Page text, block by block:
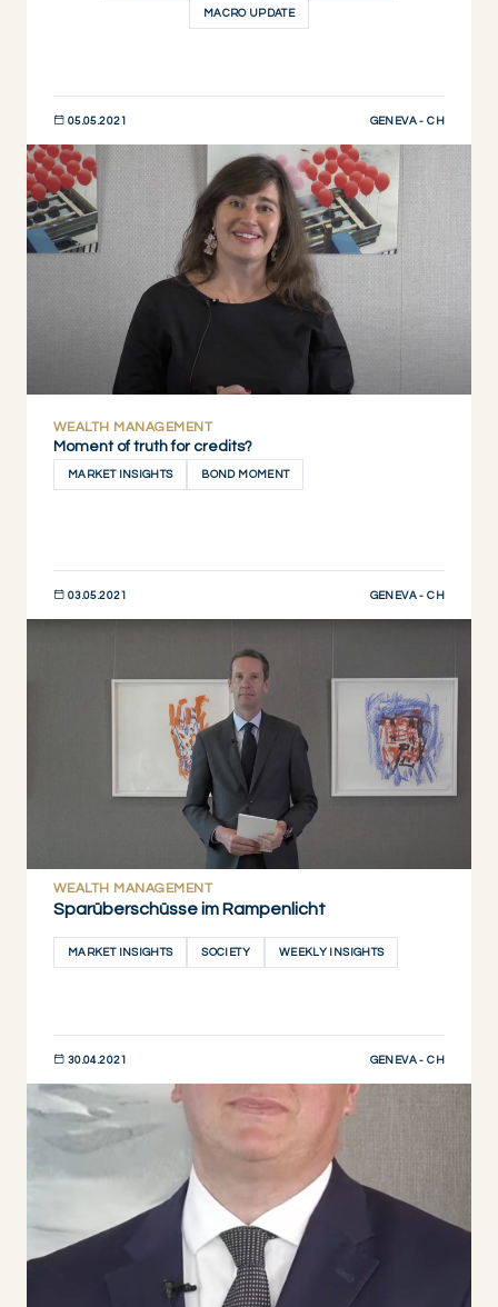
MACRO UPDATE
05.05.2021 GENEVA - CH
JETZT ENTDECKEN
WEALTH MANAGEMENT
Moment of truth for credits?
MARKET INSIGHTS BOND MOMENT
03.05.2021 GENEVA - CH
WEALTH MANAGEMENT
Sparüberschüsse im Rampenlicht
MARKET INSIGHTS SOCIETY WEEKLY INSIGHTS
30.04.2021 GENEVA - CH
JETZT ENTDECKEN